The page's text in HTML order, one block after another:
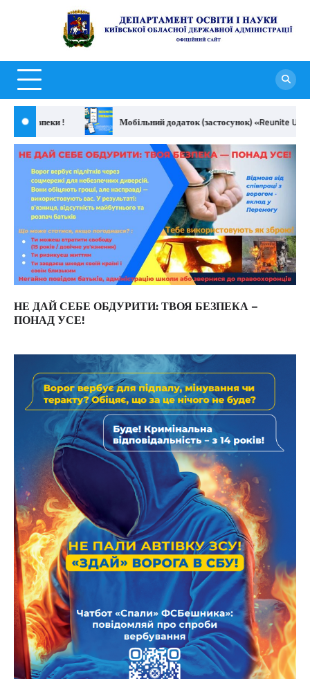
безпеки ! Мобільний додаток (застосунок) «Reunite Ukraine»
НЕ ДАЙ СЕБЕ ОБДУРИТИ: ТВОЯ БЕЗПЕКА –
ПОНАД УСЕ!